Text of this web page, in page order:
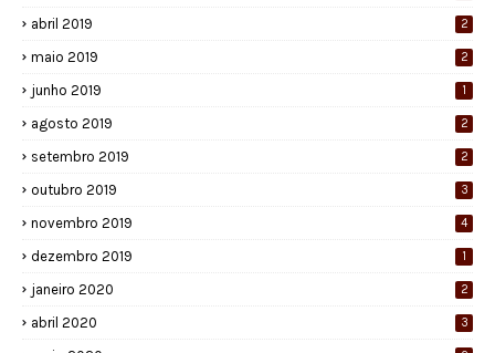
abril 2019 2
maio 2019 2
junho 2019 1
agosto 2019 2
setembro 2019 2
outubro 2019 3
novembro 2019 4
dezembro 2019 1
janeiro 2020 2
abril 2020 3